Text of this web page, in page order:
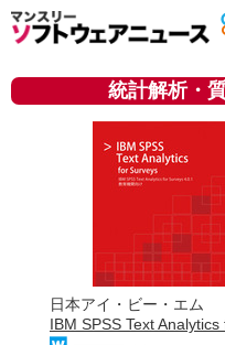
統計解析・
日本アイ・ビー・エム
IBM SPSS Text